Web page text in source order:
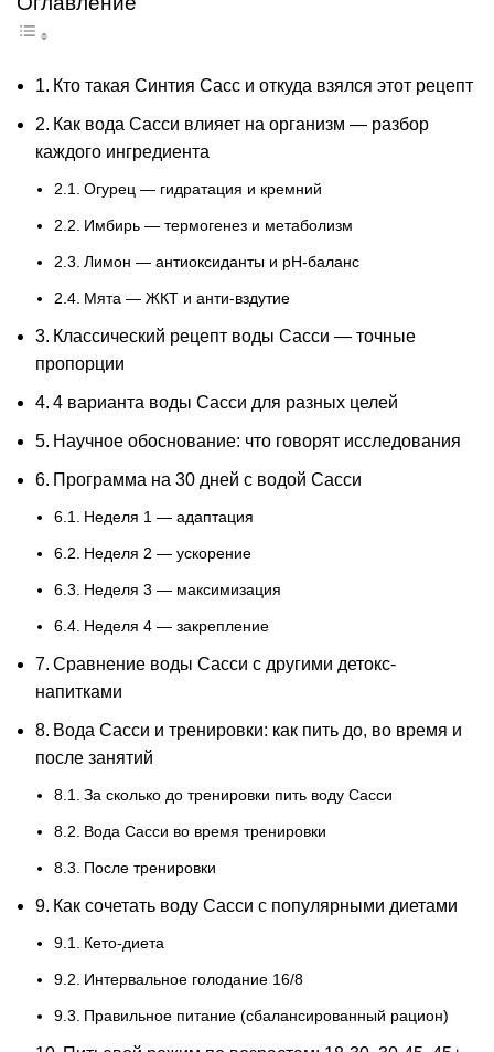
Кто такая Синтия Сасс и откуда взялся этот рецепт
Как вода Сасси влияет на организм — разбор
каждого ингредиента
Огурец — гидратация и кремний
Имбирь — термогенез и метаболизм
Лимон — антиоксиданты и pH-баланс
Мята — ЖКТ и анти-вздутие
Классический рецепт воды Сасси — точные
пропорции
4 варианта воды Сасси для разных целей
Научное обоснование: что говорят исследования
Программа на 30 дней с водой Сасси
Неделя 1 — адаптация
Неделя 2 — ускорение
Неделя 3 — максимизация
Неделя 4 — закрепление
Сравнение воды Сасси с другими детокс-
напитками
Вода Сасси и тренировки: как пить до, во время и
после занятий
За сколько до тренировки пить воду Сасси
Вода Сасси во время тренировки
После тренировки
Как сочетать воду Сасси с популярными диетами
Кето-диета
Интервальное голодание 16/8
Правильное питание (сбалансированный рацион)